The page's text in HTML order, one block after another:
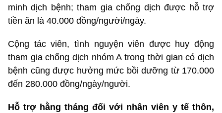
minh dịch bệnh; tham gia chống dịch được hỗ trợ
tiền ăn là 40.000 đồng/người/ngày.
Cộng tác viên, tình nguyện viên được huy động
tham gia chống dịch nhóm A trong thời gian có dịch
bệnh cũng được hưởng mức bồi dưỡng từ 170.000
đến 280.000 đồng/ngày/người.
Hỗ trợ hằng tháng đối với nhân viên y tế thôn,